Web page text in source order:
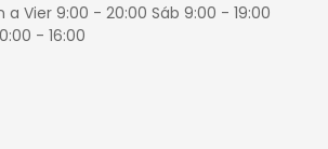
a Vier 9:00 - 20:00 Sáb 9:00 - 19:00
- 16:00